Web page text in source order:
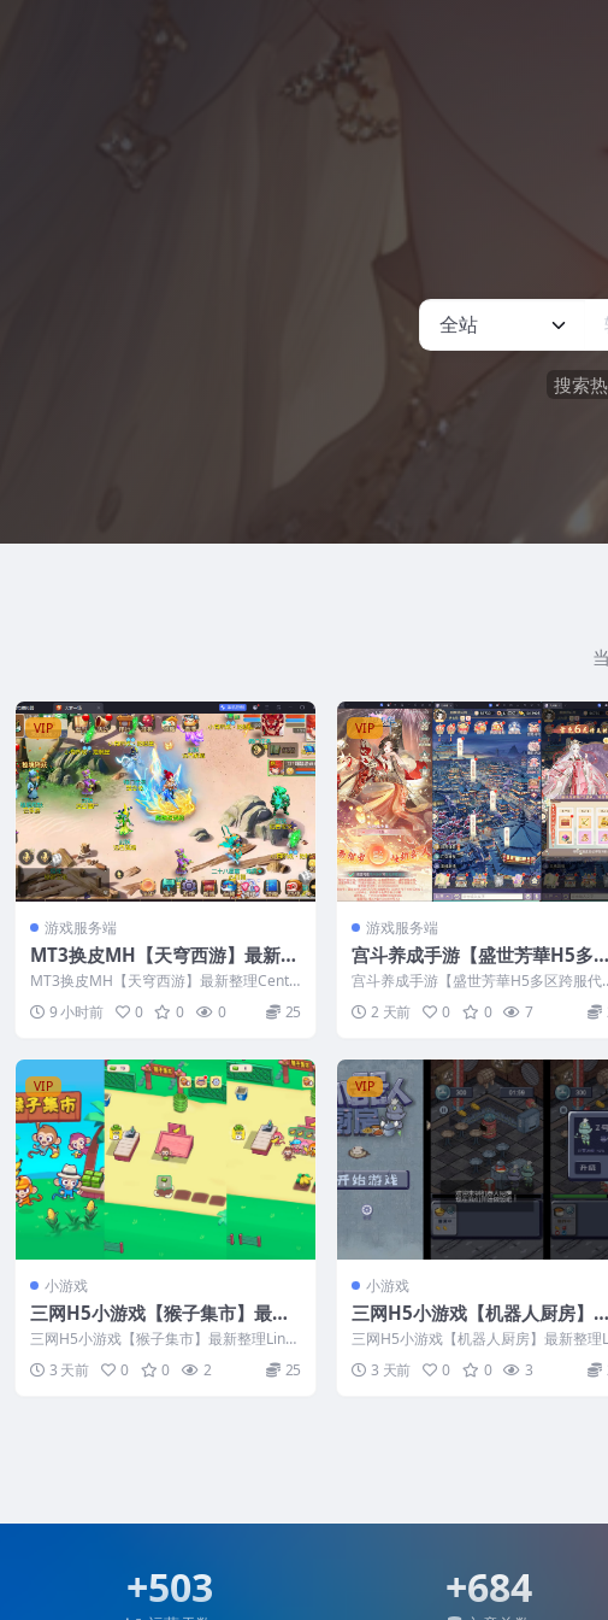
搜索
VIP
游戏服务端
MT3换皮MH【天穹西游】最新整
理CentOS手工服务端+安卓苹果
双端+GM后台+源码+视频教程
MT3换皮MH【天穹西游】最新整理CentO
S手工服务端+安卓苹果双端+GM后台...
9 小时前 0 0 0 25
VIP
游戏服务端
宫斗养成手游【盛世芳華H5多区
跨服代金券本地优化版】最新整
CentOS手工服务端+CDK授权
台+安卓+视频教程
宫斗养成手游【盛世芳華H5多区跨服代
券本地优化版】最新整理CentOS手工服
务...2 天前 0 0 7
VIP
小游戏
三网H5小游戏【猴子集市】最新
整理Linux手工服务端+安卓
三网H5小游戏【猴子集市】最新整理Linux
3 天前 0 0 2 25
VIP
小游戏
三网H5小游戏【机器人厨房】最
新整理Linux手工服务端+安卓
三网H5小游戏【机器人厨房】最新整理
ux手工服务端+安卓
3 天前 0 0 3
+503 +684